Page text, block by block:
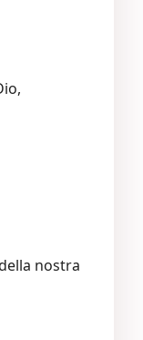
nostra